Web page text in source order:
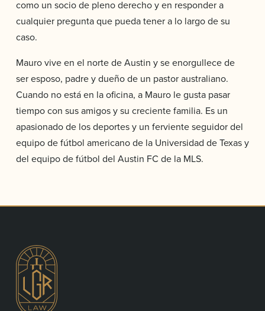
como un socio de pleno derecho y en responder a
cualquier pregunta que pueda tener a lo largo de su
caso.
Mauro vive en el norte de Austin y se enorgullece de
ser esposo, padre y dueño de un pastor australiano.
Cuando no está en la oficina, a Mauro le gusta pasar
tiempo con sus amigos y su creciente familia. Es un
apasionado de los deportes y un ferviente seguidor del
equipo de fútbol americano de la Universidad de Texas y
del equipo de fútbol del Austin FC de la MLS.